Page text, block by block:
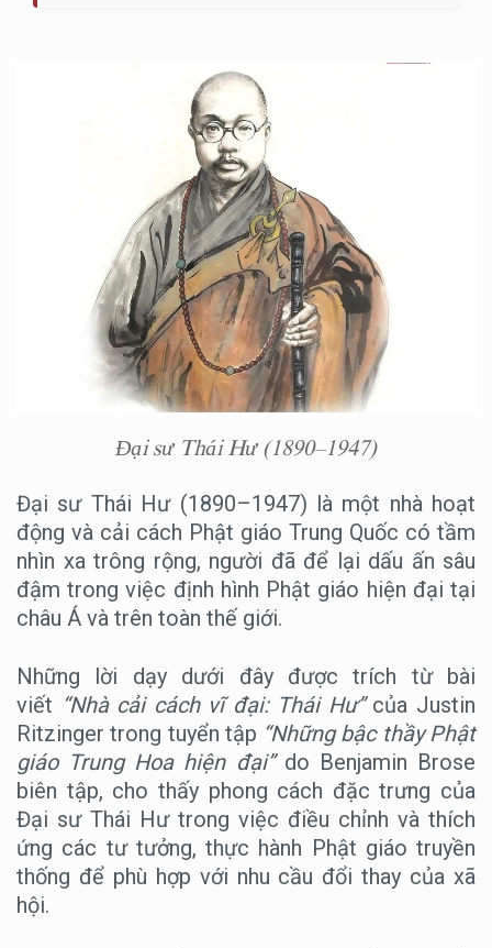
Đại sư Thái Hư (1890–1947)
Đại sư Thái Hư (1890–1947) là một nhà hoạt
động và cải cách Phật giáo Trung Quốc có tầm
nhìn xa trông rộng, người đã để lại dấu ấn sâu
đậm trong việc định hình Phật giáo hiện đại tại
châu Á và trên toàn thế giới.
Những lời dạy dưới đây được trích từ bài
viết “Nhà cải cách vĩ đại: Thái Hư”của Justin
Ritzinger trong tuyển tập “Những bậc thầy Phật
giáo Trung Hoa hiện đại” do Benjamin Brose
biên tập, cho thấy phong cách đặc trưng của
Đại sư Thái Hư trong việc điều chỉnh và thích
ứng các tư tưởng, thực hành Phật giáo truyền
thống để phù hợp với nhu cầu đổi thay của xã
hội.